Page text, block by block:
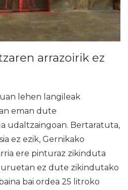
arrazoirik ez
lehen langileak
eman dute
udaltzaingoan. Bertaratuta,
ez ezik, Gernikako
ere pinturaz zikinduta
ez dute zikindutako
bai ordea 25 litroko